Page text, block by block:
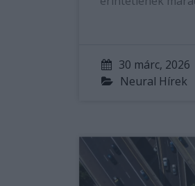
30 márc, 2026
Neural Hírek